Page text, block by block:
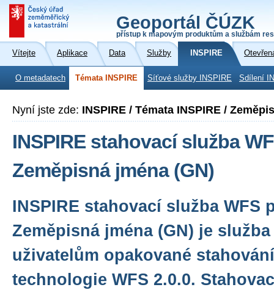
Geoportál ČÚZK
přístup k mapovým produktům a službám
Vítejte Aplikace Data Služby INSPIRE
O metadatech Témata INSPIRE Síťové služby INSPIRE Sdílení
Nyní jste zde: INSPIRE / Témata INSPIRE /
INSPIRE stahovací služba
Zeměpisná jména (GN)
INSPIRE stahovací služba WFS
Zeměpisná jména (GN) je
uživatelům opakované
technologie WFS 2.0.0.